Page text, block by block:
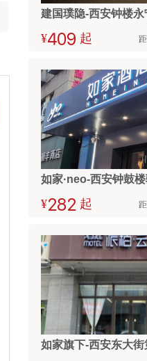
建国璞隐-西安钟楼
¥ 起
¥ 起